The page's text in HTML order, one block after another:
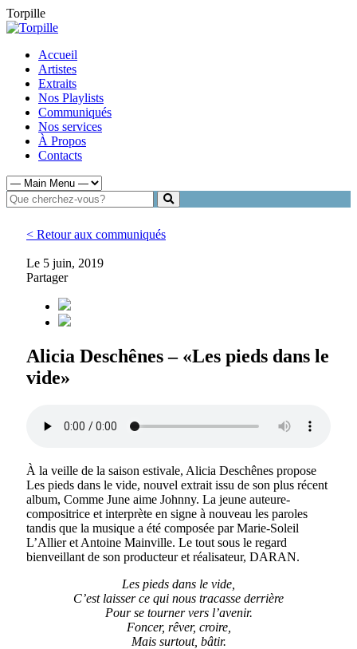
Torpille
Accueil
Artistes
Extraits
Nos Playlists
Communiqués
Nos services
À Propos
Contacts
< Retour aux communiqués
Le 5 juin, 2019
Partager
Alicia Deschênes – «Les pieds dans le
vide»
À la veille de la saison estivale, Alicia Deschênes propose
Les pieds dans le vide, nouvel extrait issu de son plus récent
album, Comme June aime Johnny. La jeune auteure-
compositrice et interprète en signe à nouveau les paroles
tandis que la musique a été composée par Marie-Soleil
L’Allier et Antoine Mainville. Le tout sous le regard
bienveillant de son producteur et réalisateur, DARAN.
Les pieds dans le vide,
C’est laisser ce qui nous tracasse derrière
Pour se tourner vers l’avenir.
Foncer, rêver, croire,
Mais surtout, bâtir.